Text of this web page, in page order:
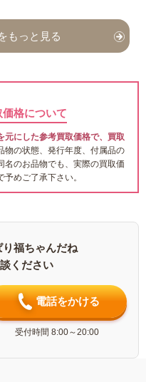
もっと見る
格について
元にした参考買取価格で、買取
物の状態、発行年度、付属品の
名のお品物でも、実際の買取価
めご了承下さい。
福ちゃんだね
ください
電話をかける
受付時間 8:00～20:00